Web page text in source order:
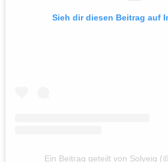
Sieh dir diesen Beitrag auf
Ein Beitrag geteilt von Solveig